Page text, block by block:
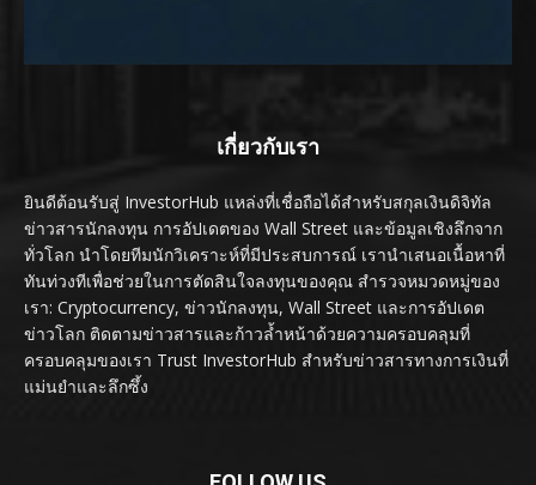
เกี่ยวกับเรา
ยินดีต้อนรับสู่ InvestorHub แหล่งที่เชื่อถือได้สำหรับสกุลเงินดิจิทัล
ข่าวสารนักลงทุน การอัปเดตของ Wall Street และข้อมูลเชิงลึกจาก
ทั่วโลก นำโดยทีมนักวิเคราะห์ที่มีประสบการณ์ เรานำเสนอเนื้อหาที่
ทันท่วงทีเพื่อช่วยในการตัดสินใจลงทุนของคุณ สำรวจหมวดหมู่ของ
เรา: Cryptocurrency, ข่าวนักลงทุน, Wall Street และการอัปเดต
ข่าวโลก ติดตามข่าวสารและก้าวล้ำหน้าด้วยความครอบคลุมที่
ครอบคลุมของเรา Trust InvestorHub สำหรับข่าวสารทางการเงินที่
แม่นยำและลึกซึ้ง